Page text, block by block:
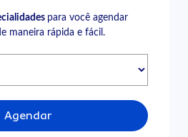
para você agendar
maneira rápida e fácil.
Agendar